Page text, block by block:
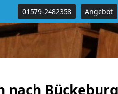
01579-2482358 Angebot
nach Bückeburg